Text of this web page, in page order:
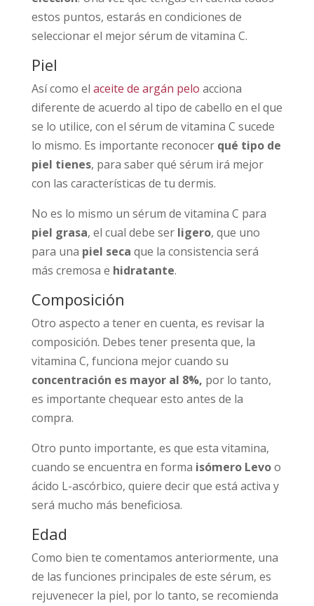
estos puntos, estarás en condiciones de
seleccionar el mejor sérum de vitamina C.
Piel
Así como el aceite de argán pelo acciona
diferente de acuerdo al tipo de cabello en el que
se lo utilice, con el sérum de vitamina C sucede
lo mismo. Es importante reconocer qué tipo de
piel tienes, para saber qué sérum irá mejor
con las características de tu dermis.
No es lo mismo un sérum de vitamina C para
piel grasa, el cual debe ser ligero, que uno
para una piel seca que la consistencia será
más cremosa e hidratante.
Composición
Otro aspecto a tener en cuenta, es revisar la
composición. Debes tener presenta que, la
vitamina C, funciona mejor cuando su
concentración es mayor al 8%, por lo tanto,
es importante chequear esto antes de la
compra.
Otro punto importante, es que esta vitamina,
cuando se encuentra en forma isómero Levoo
ácido L-ascórbico, quiere decir que está activa y
será mucho más beneficiosa.
Edad
Como bien te comentamos anteriormente, una
de las funciones principales de este sérum, es
rejuvenecer la piel, por lo tanto, se recomienda